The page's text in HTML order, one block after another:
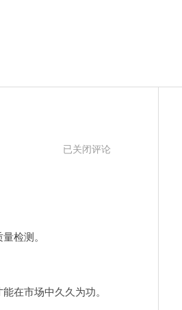
黑
已关闭评论
检测。
市场中久久为功。